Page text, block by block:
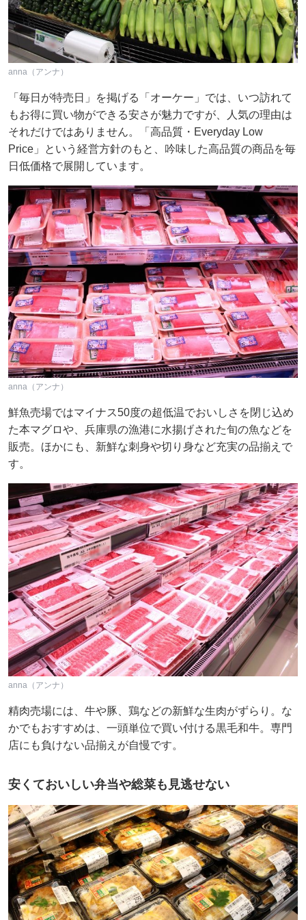
anna（アンナ）
「毎日が特売日」を掲げる「オーケー」では、いつ訪れて
もお得に買い物ができる安さが魅力ですが、人気の理由は
それだけではありません。「高品質・Everyday Low
Price」という経営方針のもと、吟味した高品質の商品を毎
日低価格で展開しています。
anna（アンナ）
鮮魚売場ではマイナス50度の超低温でおいしさを閉じ込め
た本マグロや、兵庫県の漁港に水揚げされた旬の魚などを
販売。ほかにも、新鮮な刺身や切り身など充実の品揃えで
す。
anna（アンナ）
精肉売場には、牛や豚、鶏などの新鮮な生肉がずらり。な
かでもおすすめは、一頭単位で買い付ける黒毛和牛。専門
店にも負けない品揃えが自慢です。
安くておいしい弁当や総菜も見逃せない